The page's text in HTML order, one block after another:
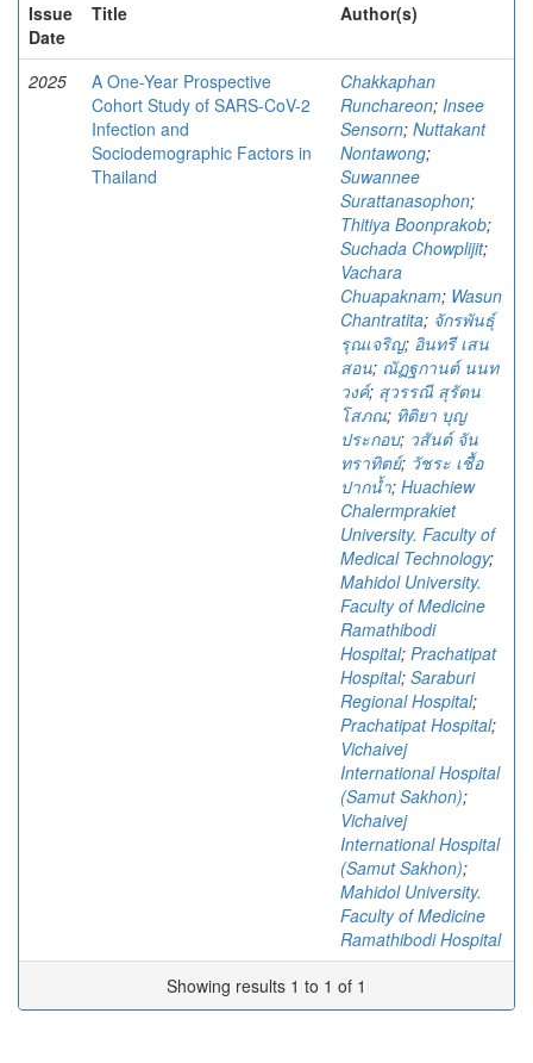
Issue
Date
Title Author(s)
2025
A One-Year Prospective
Cohort Study of SARS-CoV-2
Infection and
Sociodemographic Factors in
Thailand
Chakkaphan
Runchareon; Insee
Sensorn; Nuttakant
Nontawong;
Suwannee
Surattanasophon;
Thitiya Boonprakob;
Suchada Chowplijit;
Vachara
Chuapaknam; Wasun
Chantratita; จักรพันธุ์
รุณเจริญ; อินทรี เสน
สอน; ณัฏฐกานต์ นนท
วงค์; สุวรรณี สุรัตน
โสภณ; ทิติยา บุญ
ประกอบ; วสันต์ จัน
ทราทิตย์; วัชระ เชื้อ
ปากน้ำ; Huachiew
Chalermprakiet
University. Faculty of
Medical Technology;
Mahidol University.
Faculty of Medicine
Ramathibodi
Hospital; Prachatipat
Hospital; Saraburi
Regional Hospital;
Prachatipat Hospital;
Vichaivej
International Hospital
(Samut Sakhon);
Vichaivej
International Hospital
(Samut Sakhon);
Mahidol University.
Faculty of Medicine
Ramathibodi Hospital
Showing results 1 to 1 of 1